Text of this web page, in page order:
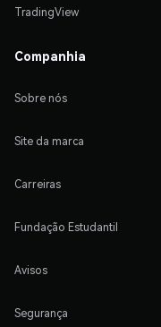
TradingView
Companhia
Sobre nós
Site da marca
Carreiras
Fundação Estudantil
Avisos
Segurança